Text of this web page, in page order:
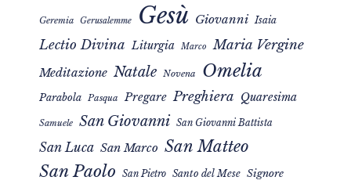
Geremia Gerusalemme Gesù Giovanni Isaia
Lectio Divina Liturgia Marco Maria Vergine
Meditazione Natale Novena Omelia
Parabola Pasqua Pregare Preghiera Quaresima
Samuele San Giovanni San Giovanni Battista
San Luca San Marco San Matteo
San Paolo San Pietro Santo del Mese Signore